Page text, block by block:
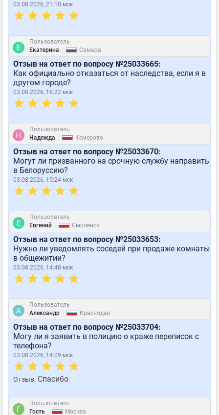
03.08.2026, 21:10 мск
Пользователь
Екатерина
Самара
Отзыв на ответ по вопросу №25033665:
Как официально отказаться от наследства, если я в
другом городе?
03.08.2026, 16:22 мск
Пользователь
Надежда
Кемерово
Отзыв на ответ по вопросу №25033670:
Могут ли призванного на срочную службу направить
в Белоруссию?
03.08.2026, 15:24 мск
Пользователь
Евгений
Смоленск
Отзыв на ответ по вопросу №25033653:
Нужно ли уведомлять соседей при продаже комнаты
в общежитии?
03.08.2026, 14:48 мск
Пользователь
Александр
Краснодар
Отзыв на ответ по вопросу №25033704:
Могу ли я заявить в полицию о краже переписок с
телефона?
03.08.2026, 14:09 мск
Отзыв: Спасибо
Пользователь
Гость
Москва